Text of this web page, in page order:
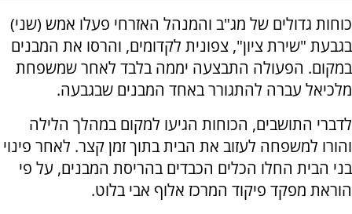
כוחות גדולים של מג"ב והמנהל האזרחי פעלו אמש (שני)
בגבעת "שירת ציון", צפונית לקדומים, והרסו את המבנים
במקום. הפעולה התבצעה יממה בלבד לאחר שמשפחת
מלכיאל עברה להתגורר באחד המבנים שבגבעה.
לדברי התושבים, הכוחות הגיעו למקום במהלך הלילה
והורו למשפחה לעזוב את הבית בתוך זמן קצר. לאחר פינוי
בני הבית החלו הכלים הכבדים בהריסת המבנים, על פי
הוראת מפקד פיקוד המרכז אלוף אבי בלוט.